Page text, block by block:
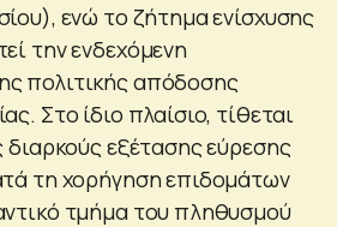
ενώ το ζήτημα ενίσχυσης
την ενδεχόμενη
πολιτικής απόδοσης
Στο ίδιο πλαίσιο, τίθεται
διαρκούς εξέτασης εύρεσης
τη χορήγηση επιδομάτων
τμήμα του πληθυσμού